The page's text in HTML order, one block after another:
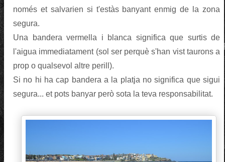
només et salvarien si t'estàs banyant enmig de la zona
segura.
Una bandera vermella i blanca significa que surtis de
l'aigua immediatament (sol ser perquè s'han vist taurons a
prop o qualsevol altre perill).
Si no hi ha cap bandera a la platja no significa que sigui
segura... et pots banyar però sota la teva responsabilitat.